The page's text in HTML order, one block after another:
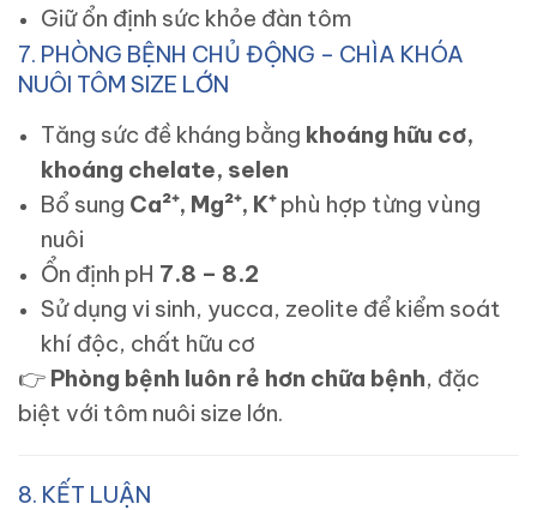
Giữ ổn định sức khỏe đàn tôm
7. PHÒNG BỆNH CHỦ ĐỘNG – CHÌA KHÓA
NUÔI TÔM SIZE LỚN
Tăng sức đề kháng bằng khoáng hữu cơ,
khoáng chelate, selen
Bổ sung Ca²⁺, Mg²⁺, K⁺phù hợp từng vùng
nuôi
Ổn định pH 7.8 – 8.2
Sử dụng vi sinh, yucca, zeolite để kiểm soát
khí độc, chất hữu cơ
👉 Phòng bệnh luôn rẻ hơn chữa bệnh, đặc
biệt với tôm nuôi size lớn.
8. KẾT LUẬN